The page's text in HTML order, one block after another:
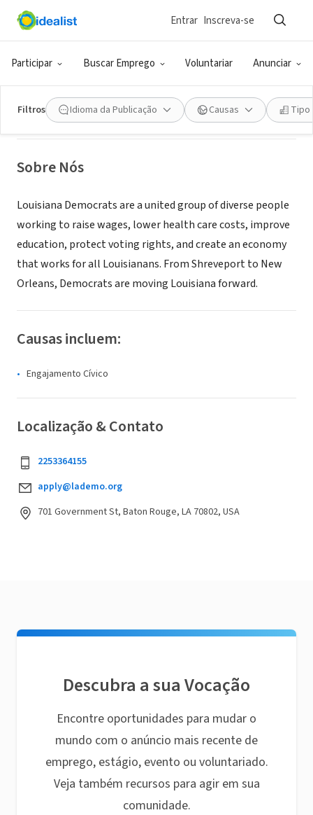
Participar Buscar Emprego Voluntariar Anunciar
Entrar Inscreva-se
Filtros Idioma da Publicação Causas Tipo
Louisiana Democratic Party
Baton Rouge, LA|louisianadems.org/
Sobre Nós
Louisiana Democrats are a united group of diverse people
working to raise wages, lower health care costs, improve
education, protect voting rights, and create an economy
that works for all Louisianans. From Shreveport to New
Orleans, Democrats are moving Louisiana forward.
Causas incluem:
Engajamento Cívico
Localização & Contato
2253364155
apply@lademo.org
701 Government St, Baton Rouge, LA 70802, USA
Descubra a sua Vocação
Encontre oportunidades para mudar o
mundo com o anúncio mais recente de
emprego, estágio, evento ou voluntariado.
Veja também recursos para agir em sua
comunidade.